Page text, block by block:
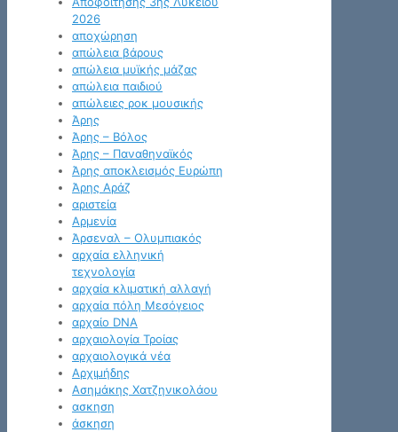
2026
αποχώρηση
απώλεια βάρους
απώλεια μυϊκής μάζας
απώλεια παιδιού
απώλειες ροκ μουσικής
Άρης
Άρης – Βόλος
Άρης – Παναθηναϊκός
Άρης αποκλεισμός Ευρώπη
Άρης Αράζ
αριστεία
Αρμενία
Άρσεναλ – Ολυμπιακός
αρχαία ελληνική
τεχνολογία
αρχαία κλιματική αλλαγή
αρχαία πόλη Μεσόγειος
αρχαίο DNA
αρχαιολογία Τροίας
αρχαιολογικά νέα
Αρχιμήδης
Ασημάκης Χατζηνικολάου
ασκηση
άσκηση